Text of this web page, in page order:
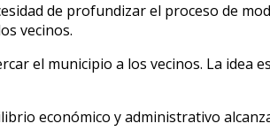
de profundizar el proceso de
vecinos.
el municipio a los vecinos. La idea
económico y administrativo